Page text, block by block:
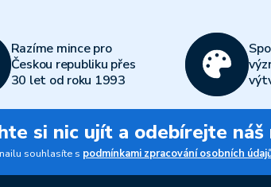
Razíme mince pro
Českou republiku přes
30 let od roku 1993
si nic ujít a odebírejte
souhlasíte s podmínkami zpracování osobních